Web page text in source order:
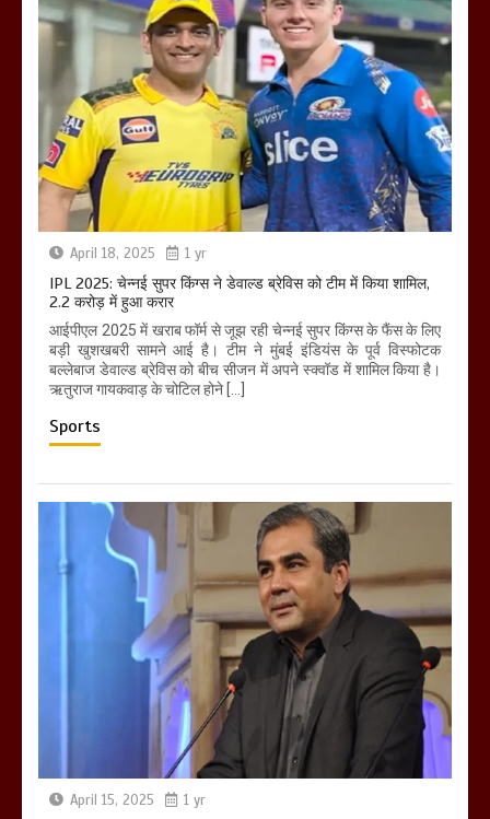
April 18, 2025 1 yr
IPL 2025: चेन्नई सुपर किंग्स ने डेवाल्ड ब्रेविस को टीम में किया शामिल,
2.2 करोड़ में हुआ करार
आईपीएल 2025 में खराब फॉर्म से जूझ रही चेन्नई सुपर किंग्स के फैंस के लिए
बड़ी खुशखबरी सामने आई है। टीम ने मुंबई इंडियंस के पूर्व विस्फोटक
बल्लेबाज डेवाल्ड ब्रेविस को बीच सीजन में अपने स्क्वॉड में शामिल किया है।
ऋतुराज गायकवाड़ के चोटिल होने […]
Sports
April 15, 2025 1 yr